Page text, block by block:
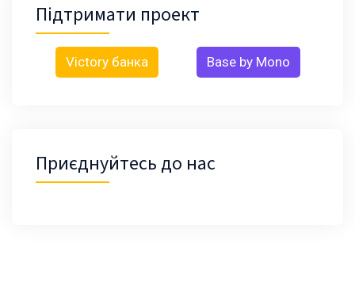
Підтримати проект
Victory банка Base by Mono
Приєднуйтесь до нас